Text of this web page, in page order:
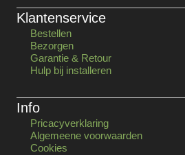
Klantenservice
Bestellen
Bezorgen
Garantie & Retour
Hulp bij installeren
Info
Pricacyverklaring
Algemeene voorwaarden
Cookies